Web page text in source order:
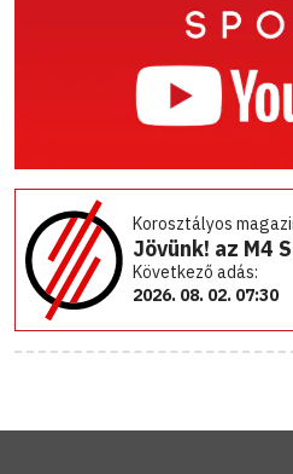
Korosztályos
Jövünk! az M4
Következő adás:
2026. 08. 02. 07:30